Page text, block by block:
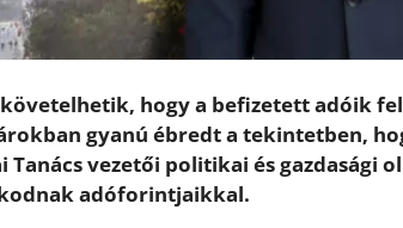
hogy a befizetett adóik
gyanú ébredt a tekintetben,
Tanács vezetői politikai és gazdasági
adóforintjaikkal.